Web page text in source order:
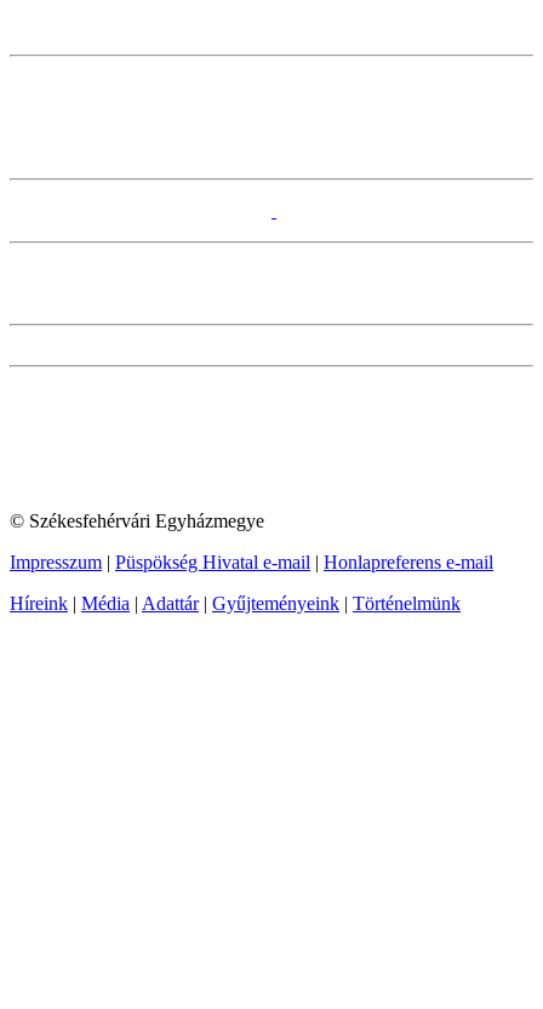
© Székesfehérvári Egyházmegye
Impresszum | Püspökség Hivatal e-mail | Honlapreferens e-mail
Híreink | Média | Adattár| Gyűjteményeink | Történelmünk